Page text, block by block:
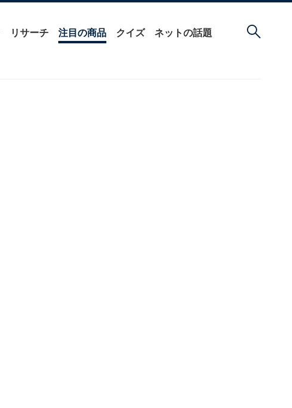
リサーチ 注目の商品 クイズ ネットの話題